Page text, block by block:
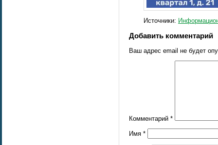
Источники:
Добавить комментарий
Ваш адрес email не будет
Комментарий *
Имя *